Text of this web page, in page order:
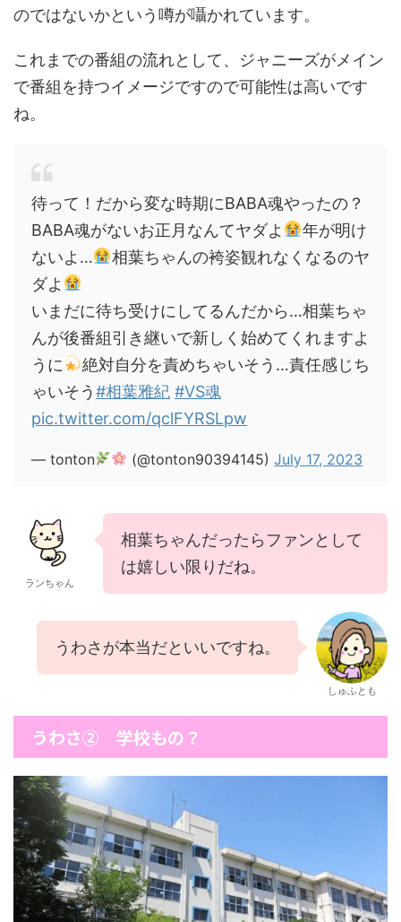
のではないかという噂が囁かれています。
これまでの番組の流れとして、ジャニーズがメイン
で番組を持つイメージですので可能性は高いです
ね。
待って！だから変な時期にBABA魂やったの？
BABA魂がないお正月なんてヤダよ
年が明け
ないよ…
相葉ちゃんの袴姿観れなくなるのヤ
ダよ
いまだに待ち受けにしてるんだから…相葉ちゃ
んが後番組引き継いで新しく始めてくれますよ
うに
絶対自分を責めちゃいそう…責任感じち
ゃいそう#相葉雅紀 #VS魂
pic.twitter.com/qclFYRSLpw
— tonton (@tonton90394145)July 17, 2023
ランちゃん
相葉ちゃんだったらファンとして
は嬉しい限りだね。
うわさが本当だといいですね。
しゅふとも
うわさ② 学校もの？